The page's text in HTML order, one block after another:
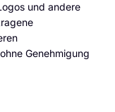
und andere
Genehmigung